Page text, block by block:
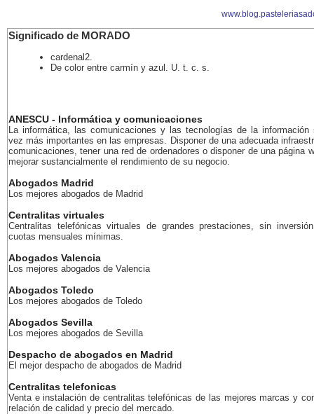
Significado de MORADO
cardenal2.
De color entre carmín y azul. U. t. c. s.
ANESCU - Informática y comunicaciones
La informática, las comunicaciones y las tecnologías de la información
vez más importantes en las empresas. Disponer de una adecuada
comunicaciones, tener una red de ordenadores o disponer de una página
mejorar sustancialmente el rendimiento de su negocio.
Abogados Madrid
Los mejores abogados de Madrid
Centralitas virtuales
Centralitas telefónicas virtuales de grandes prestaciones, sin
cuotas mensuales mínimas.
Abogados Valencia
Los mejores abogados de Valencia
Abogados Toledo
Los mejores abogados de Toledo
Abogados Sevilla
Los mejores abogados de Sevilla
Despacho de abogados en Madrid
El mejor despacho de abogados de Madrid
Centralitas telefonicas
Venta e instalación de centralitas telefónicas de las mejores marcas y
relación de calidad y precio del mercado.